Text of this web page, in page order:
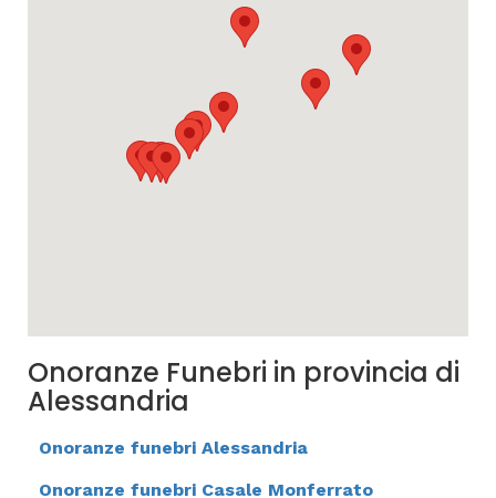
Onoranze Funebri in provincia di
Alessandria
Onoranze funebri Alessandria
Onoranze funebri Casale Monferrato